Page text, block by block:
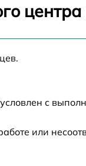
от 60 мин
от 60 мин
от 60 мин
с
или